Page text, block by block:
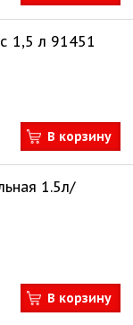
1,5 л 91451
В корзину
1.5л/
В корзину